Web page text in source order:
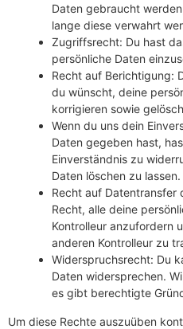
Daten gebraucht
lange diese verwahrt
Zugriffsrecht: Du hast
persönliche Daten
Recht auf Berichtigung:
du wünscht, deine
korrigieren sowie
Wenn du uns dein
Daten gegeben hast,
Einverständnis zu
Daten löschen zu lassen.
Recht auf Datentransfer
Recht, alle deine
Kontrolleur anzufordern
anderen Kontrolleur zu
Widerspruchsrecht: Du
Daten widersprechen.
es gibt berechtigte
Um diese Rechte auszuüben